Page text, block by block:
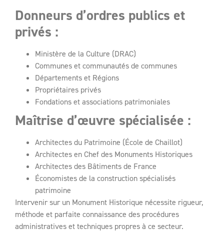
Donneurs d’ordres publics et
privés :
Ministère de la Culture (DRAC)
Communes et communautés de communes
Départements et Régions
Propriétaires privés
Fondations et associations patrimoniales
Maîtrise d’œuvre spécialisée :
Architectes du Patrimoine (École de Chaillot)
Architectes en Chef des Monuments Historiques
Architectes des Bâtiments de France
Économistes de la construction spécialisés
patrimoine
Intervenir sur un Monument Historique nécessite rigueur,
méthode et parfaite connaissance des procédures
administratives et techniques propres à ce secteur.